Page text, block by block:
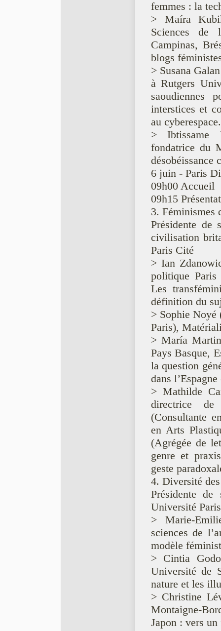
femmes : la
> Maíra
Sciences de
Campinas,
blogs
> Susana
à Rutgers
interstices et
au cyberespace.
> Ibtissame
fondatrice du
désobéissance
6 juin - Paris
09h00 Accueil
09h15
3. Féminismes
Présidente
civilisation
Paris Cité
> Ian
politique Paris
Les
définition du
> Sophie Noyé
Paris),
> María
Pays Basque,
la question
dans
> Mathilde
directrice
(Consultante
en Arts
(Agrégée de
genre et
geste
4. Diversité
Présidente
Université
> Marie-
sciences de
modèle
> Cintia
Université de
nature et les
> Christine
Montaigne-
Japon : vers